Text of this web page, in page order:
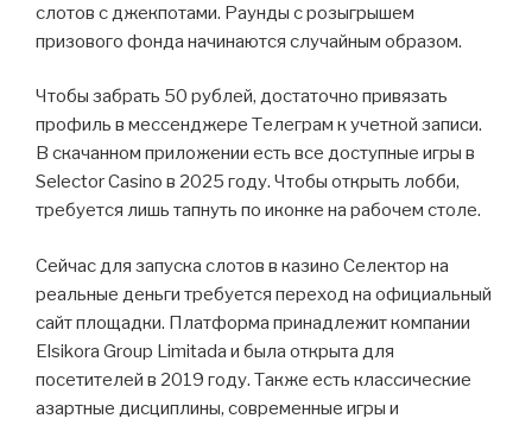
слотов с джекпотами. Раунды с розыгрышем
призового фонда начинаются случайным образом.
Чтобы забрать 50 рублей, достаточно привязать
профиль в мессенджере Телеграм к учетной записи.
В скачанном приложении есть все доступные игры в
Selector Casino в 2025 году. Чтобы открыть лобби,
требуется лишь тапнуть по иконке на рабочем столе.
Сейчас для запуска слотов в казино Селектор на
реальные деньги требуется переход на официальный
сайт площадки. Платформа принадлежит компании
Elsikora Group Limitada и была открыта для
посетителей в 2019 году. Также есть классические
азартные дисциплины, современные игры и